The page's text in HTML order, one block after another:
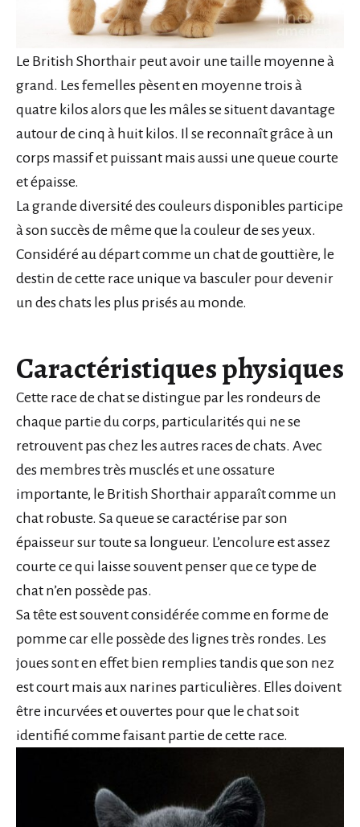
Le British Shorthair peut avoir une taille moyenne à
grand. Les femelles pèsent en moyenne trois à
quatre kilos alors que les mâles se situent davantage
autour de cinq à huit kilos. Il se reconnaît grâce à un
corps massif et puissant mais aussi une queue courte
et épaisse.
La grande diversité des couleurs disponibles participe
à son succès de même que la couleur de ses yeux.
Considéré au départ comme un chat de gouttière, le
destin de cette race unique va basculer pour devenir
un des chats les plus prisés au monde.
Caractéristiques physiques
Cette race de chat se distingue par les rondeurs de
chaque partie du corps, particularités qui ne se
retrouvent pas chez les autres races de chats. Avec
des membres très musclés et une ossature
importante, le British Shorthair apparaît comme un
chat robuste. Sa queue se caractérise par son
épaisseur sur toute sa longueur. L’encolure est assez
courte ce qui laisse souvent penser que ce type de
chat n’en possède pas.
Sa tête est souvent considérée comme en forme de
pomme car elle possède des lignes très rondes. Les
joues sont en effet bien remplies tandis que son nez
est court mais aux narines particulières. Elles doivent
être incurvées et ouvertes pour que le chat soit
identifié comme faisant partie de cette race.